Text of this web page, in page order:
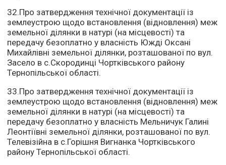
32.Про затвердження технічної документації із
землеустрою щодо встановлення (відновлення) меж
земельної ділянки в натурі (на місцевості) та
передачу безоплатно у власність Южді Оксані
Михайлівні земельної ділянки, розташованої по вул.
Засело в с.Скородинці Чортківського району
Тернопільської області.
33.Про затвердження технічної документації із
землеустрою щодо встановлення (відновлення) меж
земельної ділянки в натурі (на місцевості) та
передачу безоплатно у власність Мельничук Галині
Леонтіївні земельної ділянки, розташованої по вул.
Телевізійна в с.Горішня Вигнанка Чортківського
району Тернопільської області.